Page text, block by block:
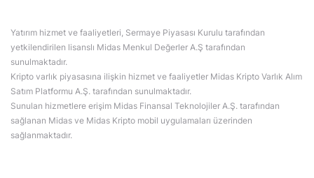
Yatırım hizmet ve faaliyetleri, Sermaye Piyasası Kurulu tarafından
yetkilendirilen lisanslı Midas Menkul Değerler A.Ş tarafından
sunulmaktadır.
Kripto varlık piyasasına ilişkin hizmet ve faaliyetler Midas Kripto Varlık Alım
Satım Platformu A.Ş. tarafından sunulmaktadır.
Sunulan hizmetlere erişim Midas Finansal Teknolojiler A.Ş. tarafından
sağlanan Midas ve Midas Kripto mobil uygulamaları üzerinden
sağlanmaktadır.